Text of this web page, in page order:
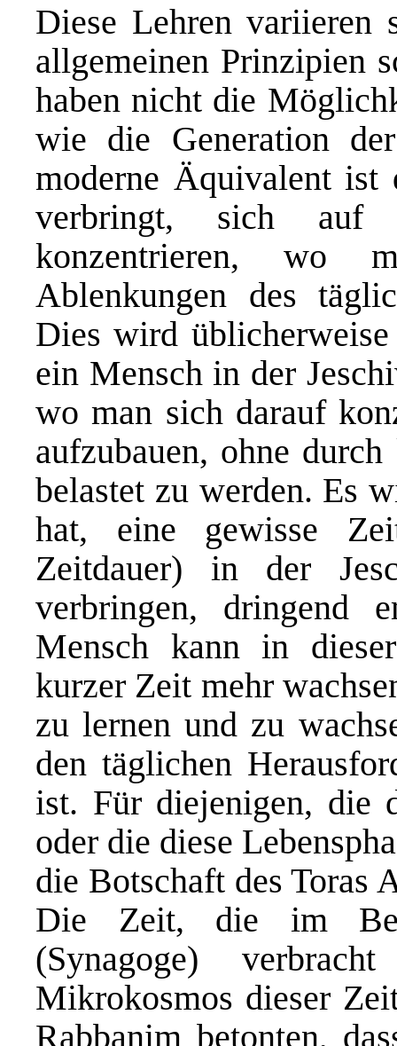
Diese Lehren variieren
allgemeinen Prinzipien
haben nicht die
wie die Generation
moderne Äquivalent
verbringt, sich auf
konzentrieren, wo
Ablenkungen des
Dies wird
ein Mensch in der
wo man sich darauf
aufzubauen, ohne
belastet zu werden. Es
hat, eine gewisse
Zeitdauer) in der
verbringen, dringend
Mensch kann in
kurzer Zeit mehr
zu lernen und zu
den täglichen
ist. Für diejenigen, die
oder die diese
die Botschaft des Toras
Die Zeit, die im
(Synagoge)
Mikrokosmos dieser
Rabbanim betonten,